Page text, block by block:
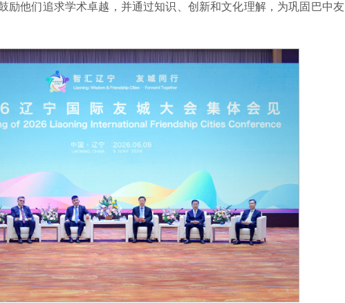
励他们追求学术卓越，并通过知识、创新和文化理解，为巩固巴中友